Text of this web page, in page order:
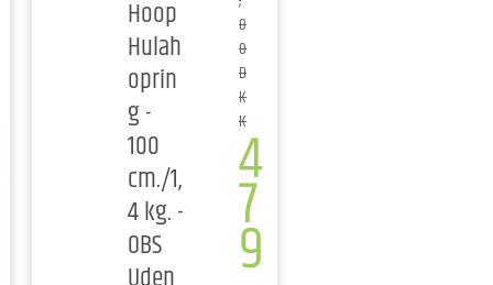
Hoop
Hulah
oprin
g -
100
cm./1,
4 kg. -
OBS
0
0
D
K
K
4
7
9